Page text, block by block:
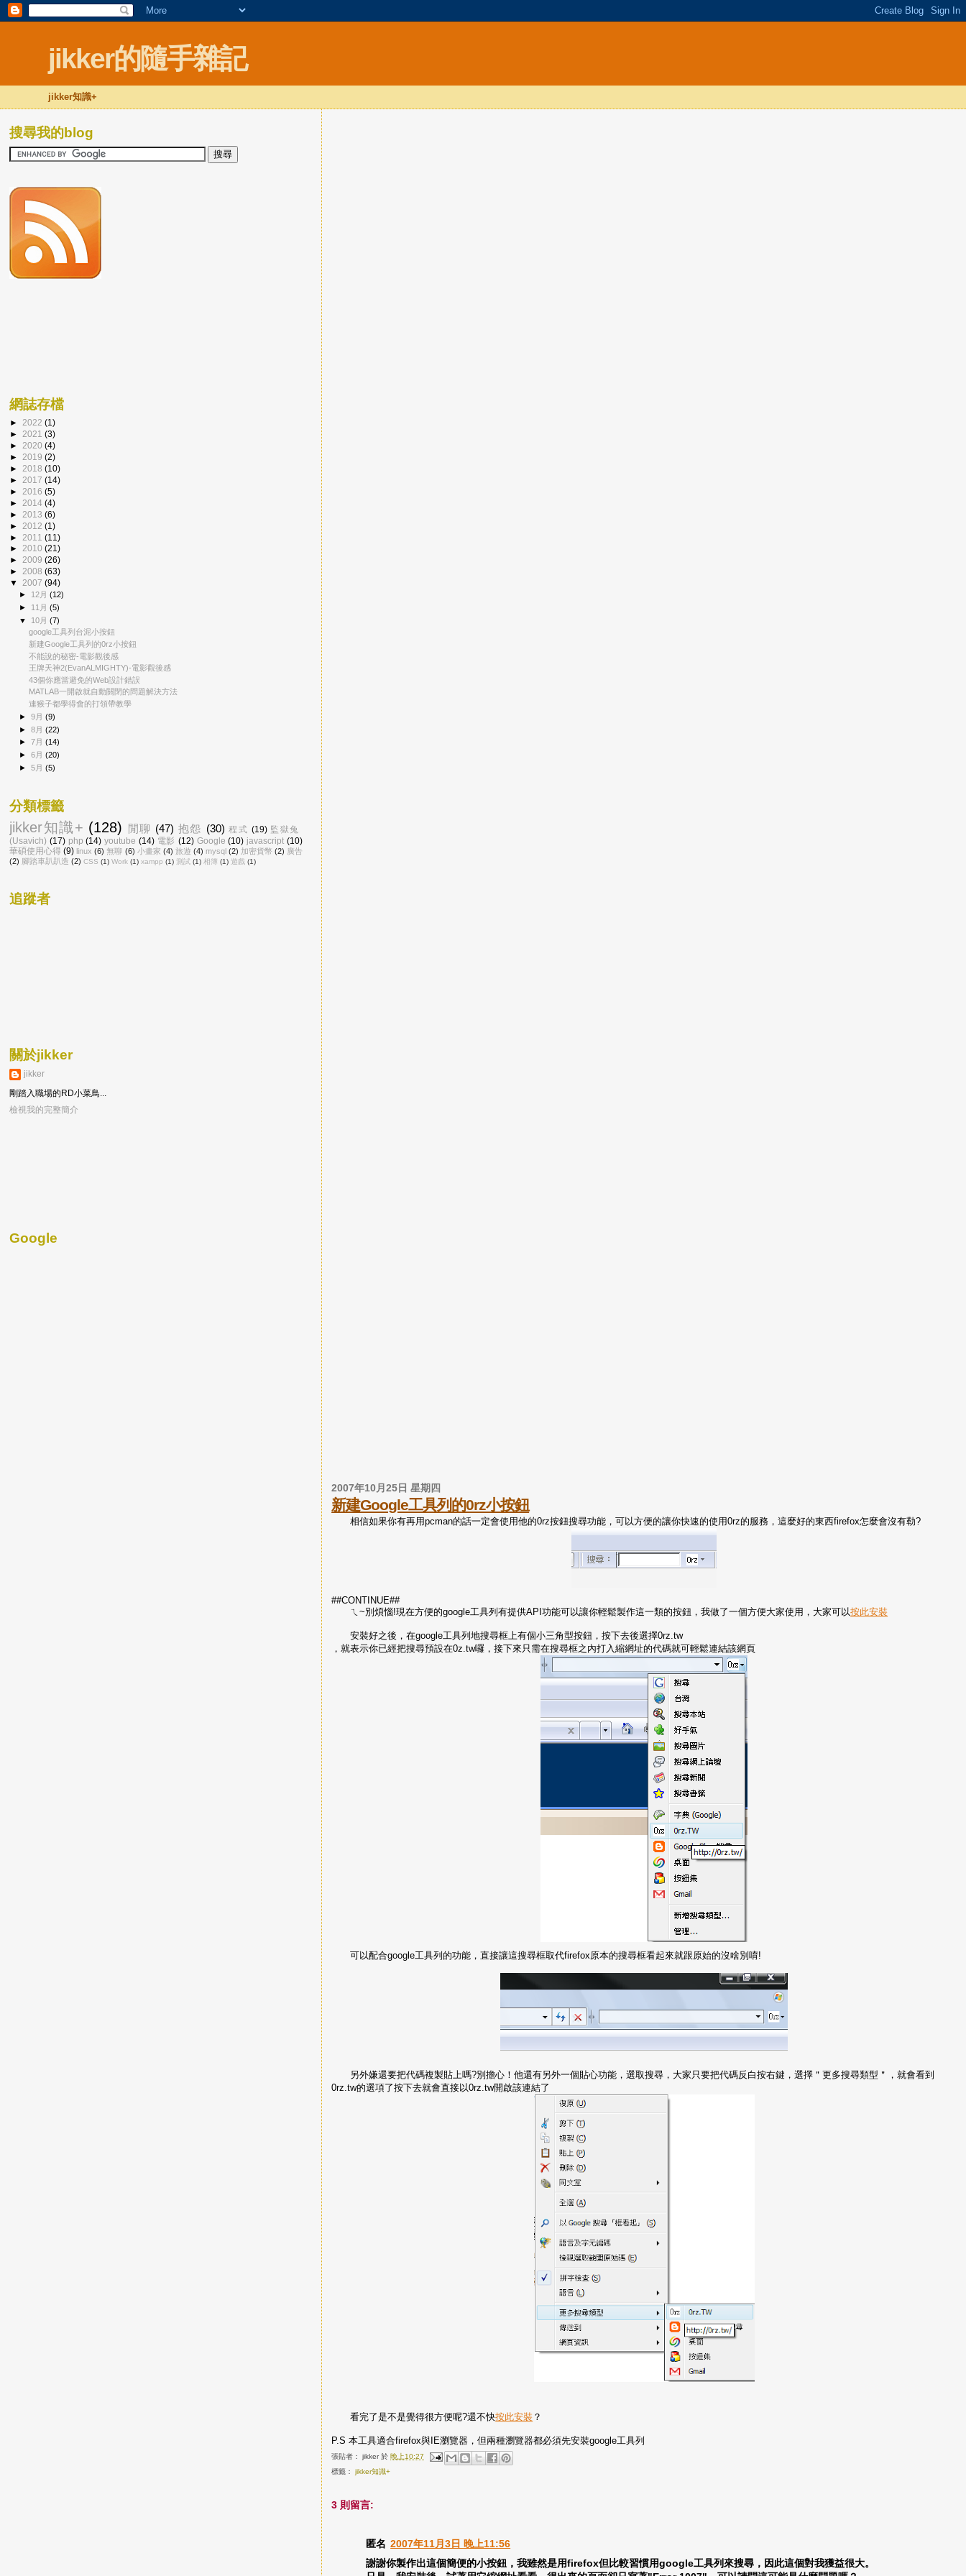
jikker的隨手雜記
jikker知識+
2007年10月25日 星期四
新建Google工具列的0rz小按鈕
相信如果你有再用pcman的話一定會使用他的0rz按鈕搜尋功能，可以方便的讓你快速的使用0rz的服務，這麼好的東西firefox怎麼會沒有勒?
##CONTINUE##
ㄟ~別煩惱!現在方便的google工具列有提供API功能可以讓你輕鬆製作這一類的按鈕，我做了一個方便大家使用，大家可以按此安裝
安裝好之後，在google工具列地搜尋框上有個小三角型按鈕，按下去後選擇0rz.tw
，就表示你已經把搜尋預設在0z.tw囉，接下來只需在搜尋框之內打入縮網址的代碼就可輕鬆連結該網頁
可以配合google工具列的功能，直接讓這搜尋框取代firefox原本的搜尋框看起來就跟原始的沒啥別唷!
另外嫌還要把代碼複製貼上嗎?別擔心！他還有另外一個貼心功能，選取搜尋，大家只要把代碼反白按右鍵，選擇＂更多搜尋類型＂，就會看到
0rz.tw的選項了按下去就會直接以0rz.tw開啟該連結了
看完了是不是覺得很方便呢?還不快按此安裝 ？
P.S 本工具適合firefox與IE瀏覽器，但兩種瀏覽器都必須先安裝google工具列
張貼者：jikker 於晚上10:27
標籤：jikker知識+
3 則留言:
匿名 2007年11月3日 晚上11:56
謝謝你製作出這個簡便的小按鈕，我雖然是用firefox但比較習慣用google工具列來搜尋，因此這個對我獲益很大。
搜尋我的blog
網誌存檔
► 2022 (1)
► 2021 (3)
► 2020 (4)
► 2019 (2)
► 2018 (10)
► 2017 (14)
► 2016 (5)
► 2014 (4)
► 2013 (6)
► 2012 (1)
► 2011 (11)
► 2010 (21)
► 2009 (26)
► 2008 (63)
▼ 2007 (94)
► 12月(12)
► 11月(5)
▼ 10月(7)
google工具列台泥小按鈕
新建Google工具列的0rz小按鈕
不能說的秘密-電影觀後感
王牌天神2(EvanALMIGHTY)-電影觀後感
43個你應當避免的Web設計錯誤
MATLAB一開啟就自動關閉的問題解決方法
連猴子都學得會的打領帶教學
►9月(9)
►8月(22)
►7月(14)
►6月(20)
►5月(5)
分類標籤
jikker知識+ (128) 閒聊 (47) 抱怨 (30) 程式 (19) 監獄兔
(Usavich) (17) php (14) youtube (14) 電影 (12) Google (10) javascript (10)
華碩使用心得 (9) linux (6) 無聊 (6) 小畫家 (4) 旅遊 (4) mysql (2) 加密貨幣 (2) 廣告
(2) 腳踏車趴趴造 (2) CSS (1) Work (1) xampp (1) 測試 (1) 相簿 (1) 遊戲 (1)
追蹤者
關於jikker
jikker
剛踏入職場的RD小菜鳥...
檢視我的完整簡介
Google